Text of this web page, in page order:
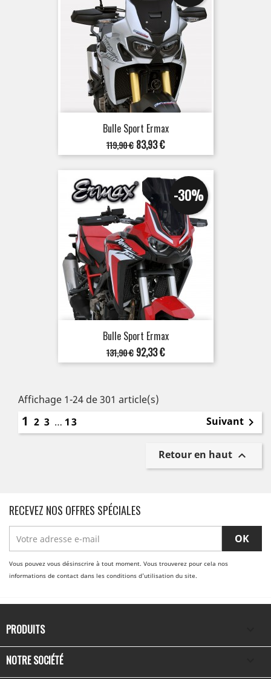
Bulle Sport Ermax
Prix
de
base
119,90 € Prix
83,93 €
Bulle Sport Ermax
Prix
de
131,90 €
-30%
Prix
92,33 €
Affichage 1-24 de 301 article(s)
1 2 3 … 13 Suivant 
Retour en haut 
RECEVEZ NOS OFFRES SPÉCIALES
Vous pouvez vous désinscrire à tout moment. Vous trouverez pour cela nos
informations de contact dans les conditions d'utilisation du site.
PRODUITS
NOTRE SOCIÉTÉ